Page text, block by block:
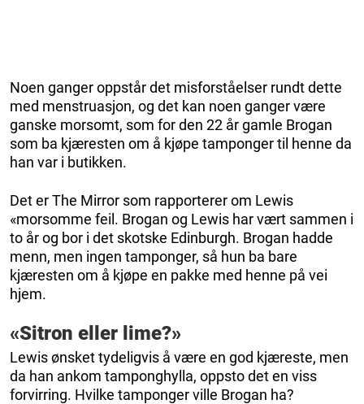
Noen ganger oppstår det misforståelser rundt dette
med menstruasjon, og det kan noen ganger være
ganske morsomt, som for den 22 år gamle Brogan
som ba kjæresten om å kjøpe tamponger til henne da
han var i butikken.
Det er The Mirror som rapporterer om Lewis
«morsomme feil. Brogan og Lewis har vært sammen i
to år og bor i det skotske Edinburgh. Brogan hadde
menn, men ingen tamponger, så hun ba bare
kjæresten om å kjøpe en pakke med henne på vei
hjem.
«Sitron eller lime?»
Lewis ønsket tydeligvis å være en god kjæreste, men
da han ankom tamponghylla, oppsto det en viss
forvirring. Hvilke tamponger ville Brogan ha?